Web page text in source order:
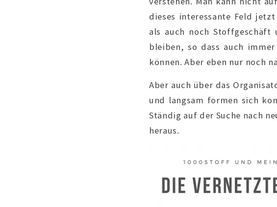
dieses interessante Feld
als auch noch
bleiben, so dass auch
können. Aber eben nur noch
Aber auch über das
und langsam formen sich
Ständig auf der Suche nach
heraus.